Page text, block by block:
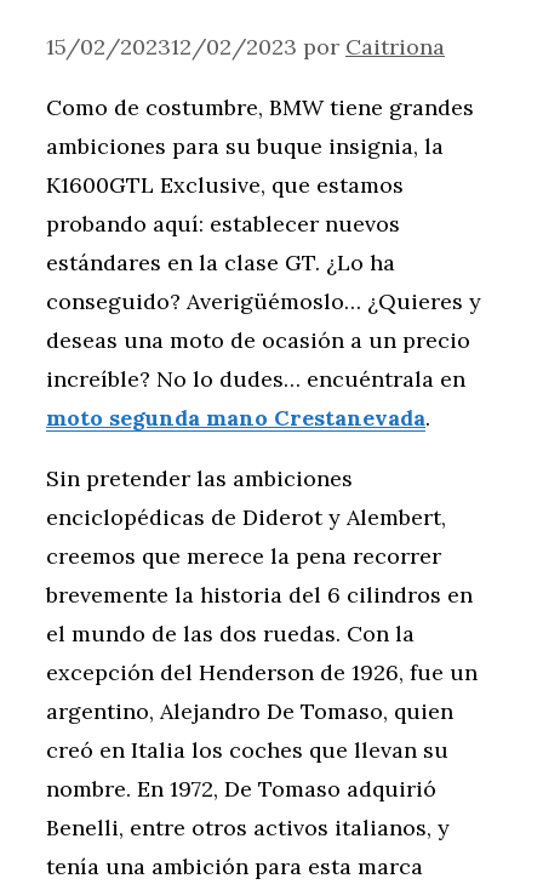
15/02/202312/02/2023 por Caitriona
Como de costumbre, BMW tiene grandes
ambiciones para su buque insignia, la
K1600GTL Exclusive, que estamos
probando aquí: establecer nuevos
estándares en la clase GT. ¿Lo ha
conseguido? Averigüémoslo… ¿Quieres y
deseas una moto de ocasión a un precio
increíble? No lo dudes… encuéntrala en
moto segunda mano Crestanevada.
Sin pretender las ambiciones
enciclopédicas de Diderot y Alembert,
creemos que merece la pena recorrer
brevemente la historia del 6 cilindros en
el mundo de las dos ruedas. Con la
excepción del Henderson de 1926, fue un
argentino, Alejandro De Tomaso, quien
creó en Italia los coches que llevan su
nombre. En 1972, De Tomaso adquirió
Benelli, entre otros activos italianos, y
tenía una ambición para esta marca